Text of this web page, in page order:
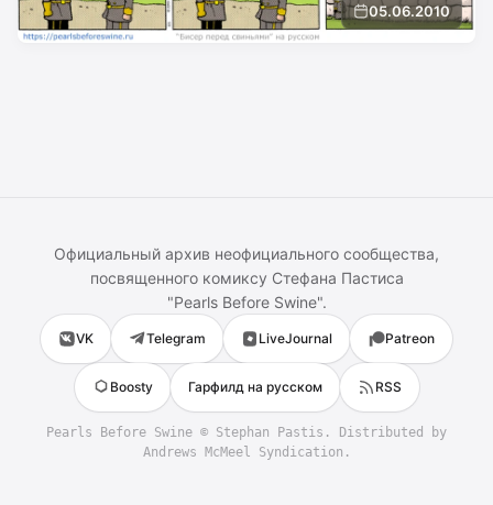
05.06.2010
Официальный архив неофициального сообщества,
посвященного комиксу Стефана Пастиса
"Pearls Before Swine".
VK Telegram LiveJournal Patreon
Boosty Гарфилд на русском RSS
Pearls Before Swine © Stephan Pastis . Distributed by
Andrews McMeel Syndication.